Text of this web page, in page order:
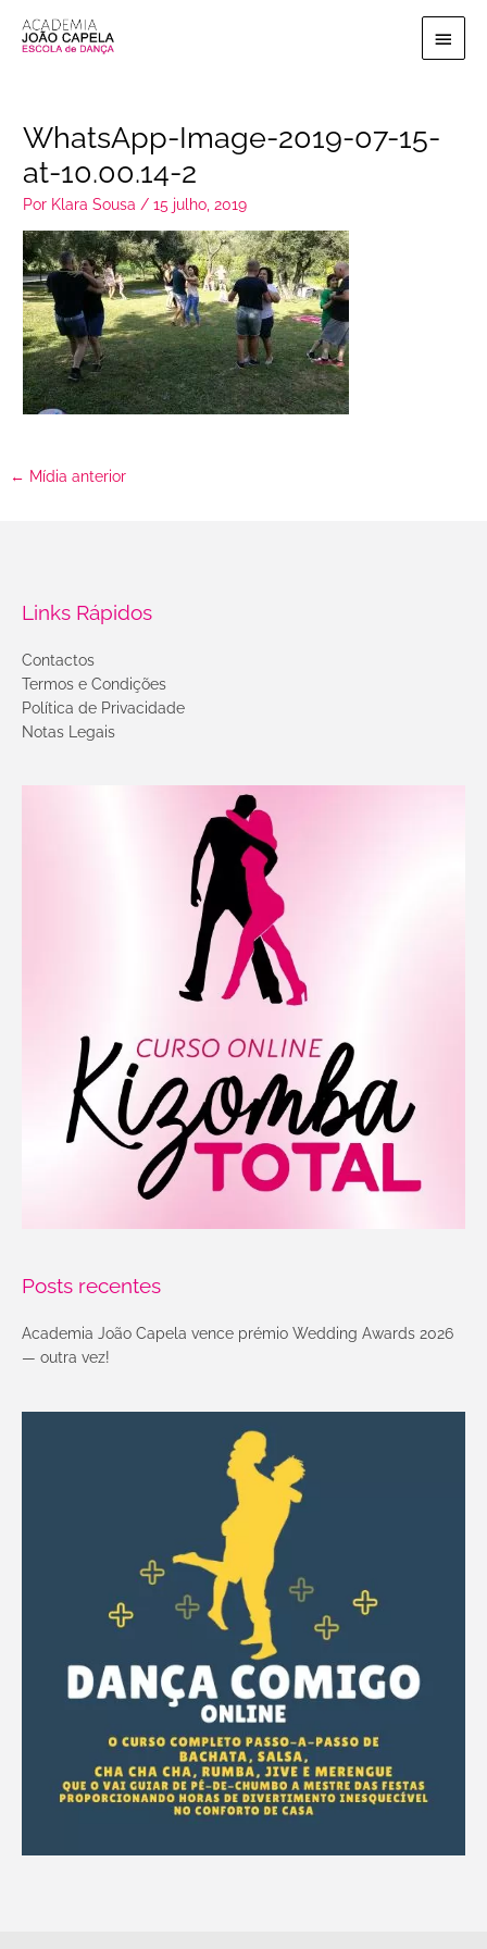
para
Menu
WhatsApp-Image-2019-07-15-
at-10.00.14-2
Por Klara Sousa/15 julho, 2019
← Mídia anterior
Links Rápidos
Contactos
Termos e Condições
Política de Privacidade
Notas Legais
Posts recentes
Academia João Capela vence prémio Wedding Awards 2026
— outra vez!